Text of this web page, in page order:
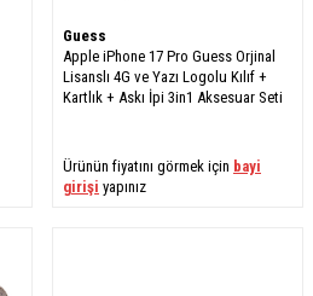
Guess
Apple iPhone 17 Pro Guess Orjinal
Lisanslı 4G ve Yazı Logolu Kılıf +
Kartlık + Askı İpi 3in1 Aksesuar Seti
Ürünün fiyatını görmek için bayi
girişi yapınız